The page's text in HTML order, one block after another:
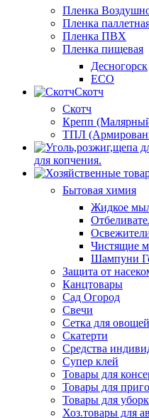
Пленка
Пленка
Пленка ПВХ
Пленка пищевая
Десногорск
ECO
Скотч
Скотч
Крепп
ТПЛ
для копчения.
Бытовая химия
Жидкое
Чистящие
Шампуни
Защита от
Канцтовары
Сад Огород
Свечи
Сетка для овощей
Скатерти
Средства
Супер клей
Товары для
Товары для
Товары для
Хоз.товары для